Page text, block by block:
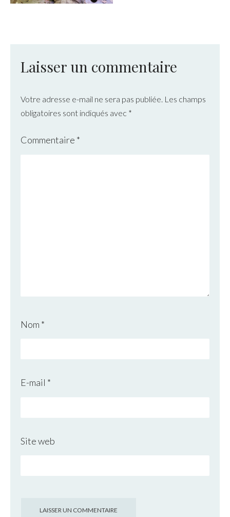
Laisser un commentaire
Votre adresse e-mail ne sera pas publiée. Les champs
obligatoires sont indiqués avec *
Commentaire *
Nom *
E-mail *
Site web